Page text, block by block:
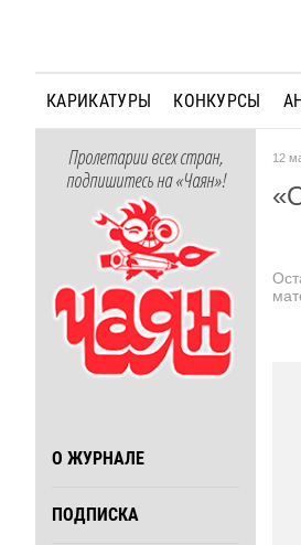
КАРИКАТУРЫ КОНКУРСЫ
Пролетарии всех стран,
подпишитесь на «Чаян»!
О ЖУРНАЛЕ
ПОДПИСКА
12